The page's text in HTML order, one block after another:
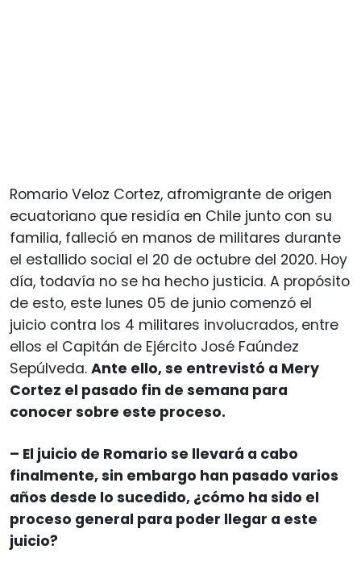
Romario Veloz Cortez, afromigrante de origen
ecuatoriano que residía en Chile junto con su
familia, falleció en manos de militares durante
el estallido social el 20 de octubre del 2020. Hoy
día, todavía no se ha hecho justicia. A propósito
de esto, este lunes 05 de junio comenzó el
juicio contra los 4 militares involucrados, entre
ellos el Capitán de Ejército José Faúndez
Sepúlveda. Ante ello, se entrevistó a Mery
Cortez el pasado fin de semana para
conocer sobre este proceso.
– El juicio de Romario se llevará a cabo
finalmente, sin embargo han pasado varios
años desde lo sucedido, ¿cómo ha sido el
proceso general para poder llegar a este
juicio?